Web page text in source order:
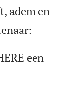
adem en
een